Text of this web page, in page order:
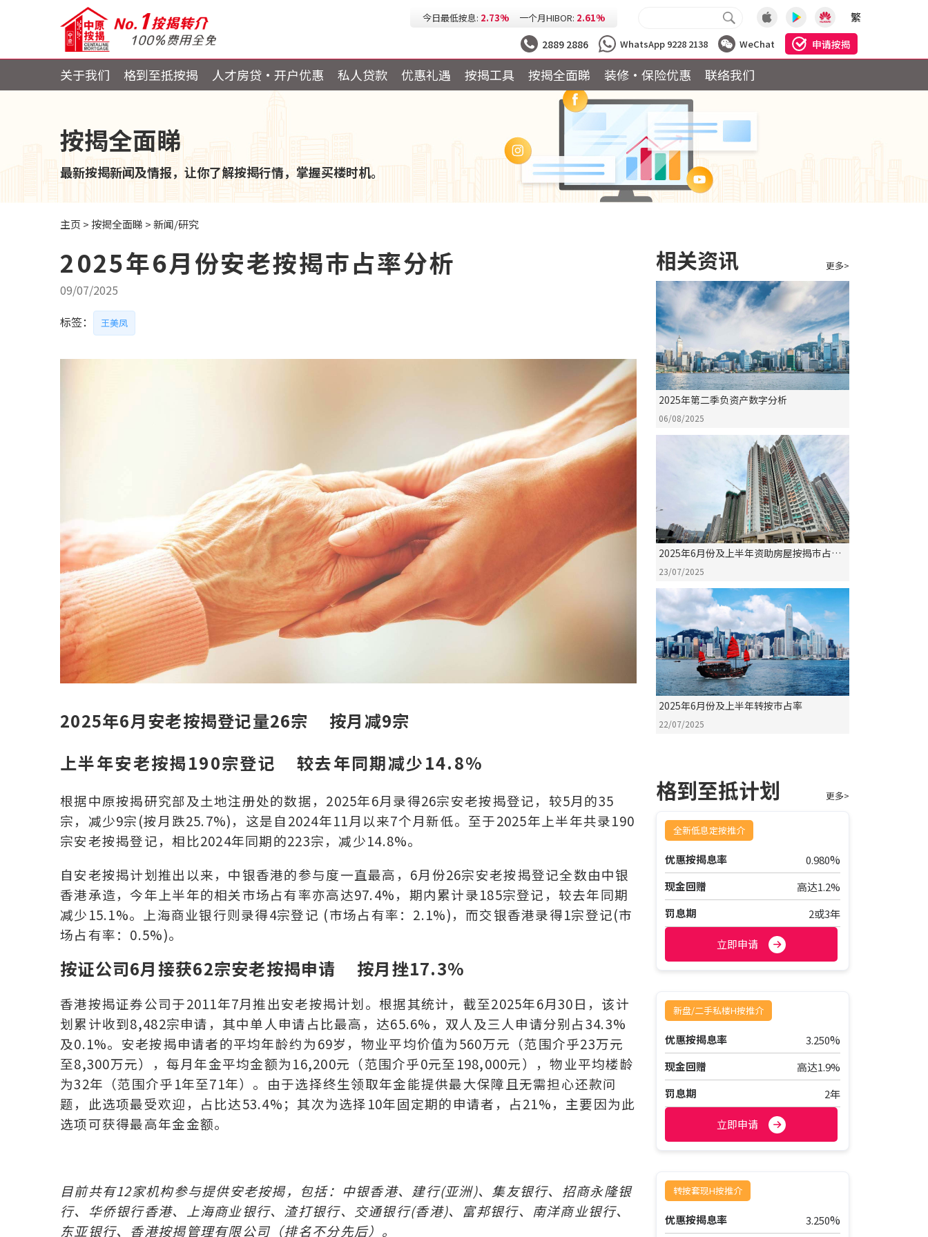
今日最低按息: 2.73% 一个月HIBOR: 2.61%
今日最低H按: 3.25%
繁
2889 2886 WhatsApp 9228 2138 WeChat 申请按揭
关于我们 格到至抵按揭 人才房贷・开户优惠 私人贷款 优惠礼遇 按揭工具 按揭全面睇 装修·保险优惠 联络我们
按揭全面睇
最新按揭新闻及情报，让你了解按揭行情，掌握买楼时机。
主页 >按揭全面睇 >新闻/研究
2025年6月份安老按揭巿占率分析
09/07/2025
标签：
王美凤
2025年6月安老按揭登记量26宗 按月 减9宗
上半年安老按揭190宗登记 较去年同期减少14.8%
根据中原按揭研究部及土地注册处的数据，2025年6月录得26宗安老按揭登记，较5月的35
宗，减少9宗(按月跌25.7%)，这是自2024年11月以来7个月新低。至于2025年上半年共录190
宗安老按揭登记，相比2024年同期的223宗，减少14.8%。
自安老按揭计划推出以来，中银香港的参与度一直最高，6月份26宗安老按揭登记全数由中银
香港承造，今年上半年的相关市场占有率亦高达97.4%，期内累计录185宗登记，较去年同期
减少15.1%。上海商业银行则录得4宗登记 (市场占有率：2.1%)，而交银香港录得1宗登记(市
场占有率：0.5%)。
按证公司6月接获62宗安老按揭申请 按月挫17.3%
香港按揭证券公司于2011年7月推出安老按揭计划。根据其统计，截至2025年6月30日，该计
划累计收到8,482宗申请，其中单人申请占比最高，达65.6%，双人及三人申请分别占34.3%
及0.1%。安老按揭申请者的平均年龄约为69岁，物业平均价值为560万元（范围介乎23万元
至8,300万元），每月年金平均金额为16,200元（范围介乎0元至198,000元），物业平均楼龄
为32年（范围介乎1年至71年）。由于选择终生领取年金能提供最大保障且无需担心还款问
题，此选项最受欢迎，占比达53.4%；其次为选择10年固定期的申请者，占21%，主要因为此
选项可获得最高年金金额。
目前共有12家机构参与提供安老按揭，包括：中银香港、建行(亚洲)、集友银行、招商永隆银
行、华侨银行香港、上海商业银行、渣打银行、交通银行(香港)、富邦银行、南洋商业银行、
东亚银行、香港按揭管理有限公司（排名不分先后）。
相关资讯 更多>
2025年第二季负资产数字分析
06/08/2025
2025年6月份及上半年资助房屋按揭巿占率
分析
23/07/2025
2025年6月份及上半年转按巿占率
22/07/2025
格到至抵计划 更多>
全新低息定按推介
优惠按揭息率 0.980%
现金回赠
高达1.2%
罚息期
2或3年
立即申请
新盘/二手私楼H按推介
优惠按揭息率 3.250%
现金回赠
高达1.9%
罚息期
2年
立即申请
转按套现H按推介
优惠按揭息率 3.250%